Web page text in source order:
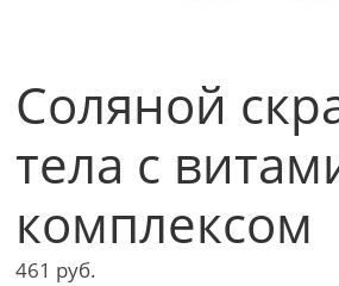
Соляной
тела с
комплексом
461 руб.